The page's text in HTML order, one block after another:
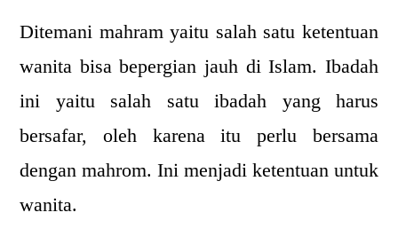
Ditemani mahram yaitu salah satu ketentuan
wanita bisa bepergian jauh di Islam. Ibadah
ini yaitu salah satu ibadah yang harus
bersafar, oleh karena itu perlu bersama
dengan mahrom. Ini menjadi ketentuan untuk
wanita.